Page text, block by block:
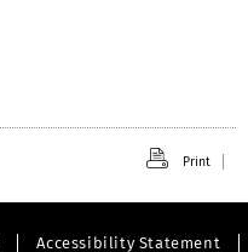
Print
Accessibility Statement